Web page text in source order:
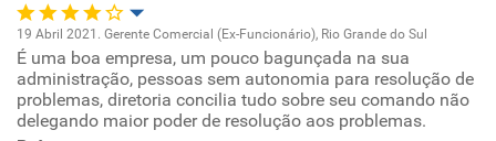
Oportunidade de promoção
Ambiente de trabalho
19 Abril 2021. Gerente Comercial (Ex-Funcionário), Rio Grande do Sul
É uma boa empresa, um pouco bagunçada na sua
administração, pessoas sem autonomia para resolução de
problemas, diretoria concilia tudo sobre seu comando não
delegando maior poder de resolução aos problemas.